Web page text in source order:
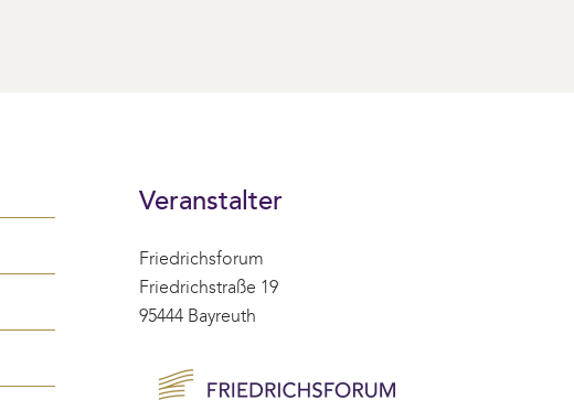
Veranstalter
Friedrichsforum
Friedrichstraße 19
95444 Bayreuth